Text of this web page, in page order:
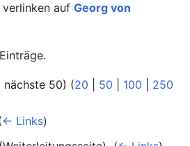
auf Georg von
50) (20 50 100
250
← Links)